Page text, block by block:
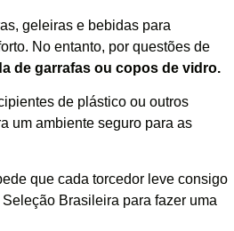
geleiras e bebidas para
No entanto, por questões de
de garrafas ou copos de vidro.
de plástico ou outros
um ambiente seguro para as
que cada torcedor leve consigo
Brasileira para fazer uma